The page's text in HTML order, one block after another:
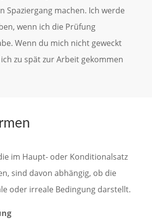
Spaziergang machen. Ich werde
wenn ich die Prüfung
Wenn du mich nicht geweckt
zu spät zur Arbeit gekommen
im Haupt- oder Konditionalsatz
sind davon abhängig, ob die
oder irreale Bedingung darstellt.